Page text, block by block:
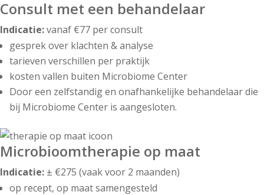
Consult met een behandelaar
Indicatie:vanaf €77 per consult
gesprek over klachten & analyse
tarieven verschillen per praktijk
kosten vallen buiten Microbiome Center
Door een zelfstandig en onafhankelijke behandelaar die
bij Microbiome Center is aangesloten.
Microbioomtherapie op maat
Indicatie: ± €275 (vaak voor 2 maanden)
op recept, op maat samengesteld